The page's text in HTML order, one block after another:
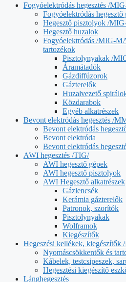
Fogyóelektródás hegesztés /
Fogyóelektródás hegesztő
Hegesztő pisztolyok /
Hegesztő huzalok
Fogyóelektródás /MIG-
tartozékok
Pisztolynyakak /
Áramátadók
Gázdiffúzorok
Gázterelők
Huzalvezető
Közdarabok
Egyéb alkatrészek
Bevont elektródás hegesztés /
Bevont elektródás
Bevont elektróda
Bevont elektródás
AWI hegesztés /TIG/
AWI hegesztő gépek
AWI hegesztő pisztolyok
AWI Hegesztő alkatrészek
Gázlencsék
Kerámia gázterelők
Patronok, szorítók
Pisztolynyakak
Wolframok
Kiegészítők
Hegeszési kellékek,
Nyomáscsökkentők és
Kábelek, testcsipeszek,
Hegesztési kiegészítő
Lánghegesztés